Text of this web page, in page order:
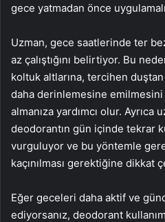
gece yatmadan önce
Uzman, gece saatlerinde ter
az çalıştığını belirtiyor. Bu
koltuk altlarına, tercihen
daha derinlemesine
almanıza yardımcı olur. Ayrıca
deodorantın gün içinde tekrar
vurguluyor ve bu yöntemle
kaçınılması gerektiğine dikkat
Eğer geceleri daha aktif ve
ediyorsanız, deodorant